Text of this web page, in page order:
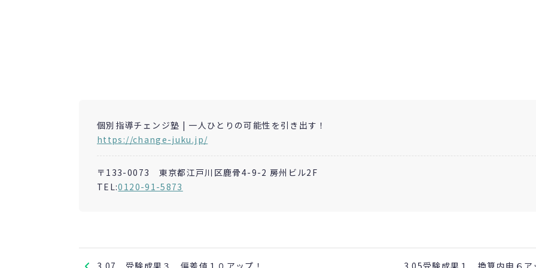
個別指導チェンジ塾 | 一人ひとりの可能性を引き出す！
https://change-juku.jp/
〒133-0073 東京都江戸川区鹿骨4-9-2 房州ビル2F
TEL:0120-91-5873
3.07 受験成果３ 偏差値１０アップ！ 3.05受験成果１ 換算内申６ア